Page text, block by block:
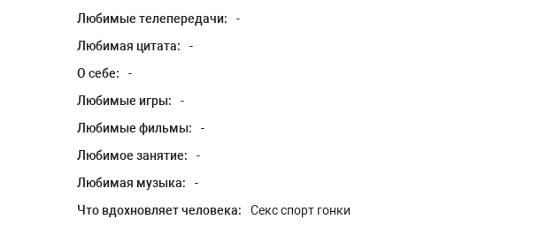
Любимые телепередачи:
-
Любимая цитата:
-
О себе:
-
Любимые игры:
-
Любимые фильмы:
-
Любимое занятие:
-
Любимая музыка:
-
Что вдохновляет человека:
Секс спорт гонки